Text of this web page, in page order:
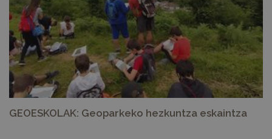
GEOESKOLAK: Geoparkeko hezkuntza eskaintza